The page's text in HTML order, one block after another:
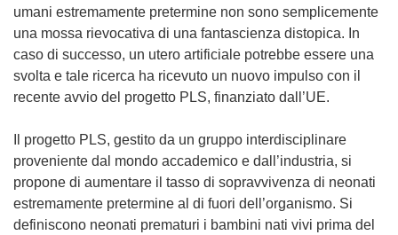
umani estremamente pretermine non sono semplicemente
una mossa rievocativa di una fantascienza distopica. In
caso di successo, un utero artificiale potrebbe essere una
svolta e tale ricerca ha ricevuto un nuovo impulso con il
recente avvio del progetto PLS, finanziato dall’UE.
Il progetto PLS, gestito da un gruppo interdisciplinare
proveniente dal mondo accademico e dall’industria, si
propone di aumentare il tasso di sopravvivenza di neonati
estremamente pretermine al di fuori dell’organismo. Si
definiscono neonati prematuri i bambini nati vivi prima del